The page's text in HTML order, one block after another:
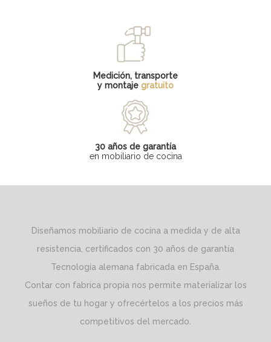
Medición, transporte
y montaje gratuito
30 años de garantía
en mobiliario de cocina
Diseñamos mobiliario de cocina a medida y de alta
resistencia, certificados con 30 años de garantía
Tecnología alemana fabricada en España.
Contar con fabrica propia nos permite materializar los
sueños de tu hogar y ofrecértelos a los precios más
competitivos del mercado.